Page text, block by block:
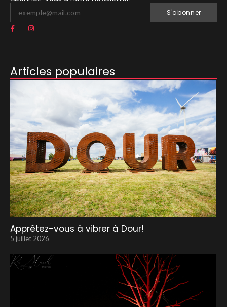
S'abonner
Articles populaires
Apprêtez-vous à vibrer à Dour!
5 juillet 2026